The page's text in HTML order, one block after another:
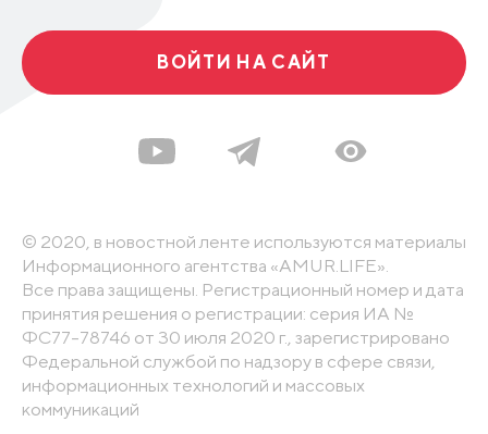
ВОЙТИ НА САЙТ
© 2020, в новостной ленте используются материалы
Информационного агентства «AMUR.LIFE».
Все права защищены. Регистрационный номер и дата
принятия решения о регистрации: серия ИА №
ФС77-78746 от 30 июля 2020 г., зарегистрировано
Федеральной службой по надзору в сфере связи,
информационных технологий и массовых
коммуникаций